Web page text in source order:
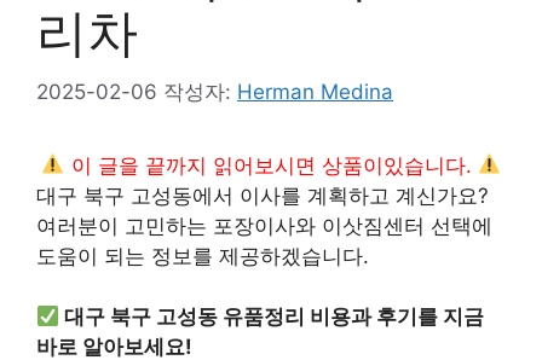
리차
2025-02-06 작성자: Herman Medina
이 글을 끝까지 읽어보시면 상품이있습니다.
대구 북구 고성동에서 이사를 계획하고 계신가요?
여러분이 고민하는 포장이사와 이삿짐센터 선택에
도움이 되는 정보를 제공하겠습니다.
대구 북구 고성동 유품정리 비용과 후기를 지금
바로 알아보세요!